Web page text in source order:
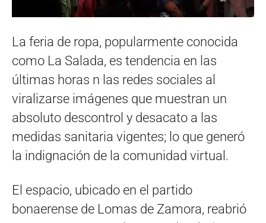
La feria de ropa, popularmente conocida
como La Salada, es tendencia en las
últimas horas n las redes sociales al
viralizarse imágenes que muestran un
absoluto descontrol y desacato a las
medidas sanitaria vigentes; lo que generó
la indignación de la comunidad virtual.
El espacio, ubicado en el partido
bonaerense de Lomas de Zamora, reabrió